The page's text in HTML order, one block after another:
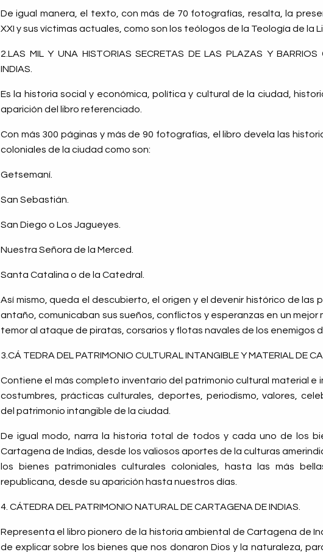
De igual manera, el texto, con más de 70 fotografías, resalta, la
XXI y sus víctimas actuales, como son los teólogos de la Teología de la
2.LAS MIL Y UNA HISTORIAS SECRETAS DE LAS PLAZAS Y
INDIAS.
Es la historia social y económica, política y cultural de la ciudad,
aparición del libro referenciado.
Con más 300 páginas y más de 90 fotografías, el libro devela las
coloniales de la ciudad como son:
Getsemaní.
San Sebastián.
San Diego o Los Jagueyes.
Nuestra Señora de la Merced.
Santa Catalina o de la Catedral.
Así mismo, queda el descubierto, el origen y el devenir histórico de las
antaño, comunicaban sus sueños, conflictos y esperanzas en un mejor
temor al ataque de piratas, corsarios y flotas navales de los enemigos
3.CÁ TEDRA DEL PATRIMONIO CULTURAL INTANGIBLE Y MATERIAL DE
Contiene el más completo inventario del patrimonio cultural material e
costumbres, prácticas culturales, deportes, periodismo, valores,
del patrimonio intangible de la ciudad.
De igual modo, narra la historia total de todos y cada uno de los
Cartagena de Indias, desde los valiosos aportes de la culturas
los bienes patrimoniales culturales coloniales, hasta las más
republicana, desde su aparición hasta nuestros días.
4. CÁTEDRA DEL PATRIMONIO NATURAL DE CARTAGENA DE INDIAS.
Representa el libro pionero de la historia ambiental de Cartagena de
de explicar sobre los bienes que nos donaron Dios y la naturaleza,